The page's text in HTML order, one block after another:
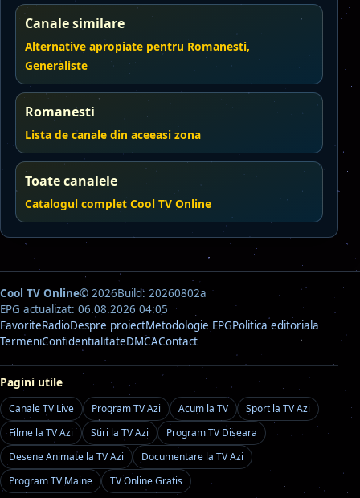
Canale similare
Alternative apropiate pentru Romanesti,
Generaliste
Romanesti
Lista de canale din aceeasi zona
Toate canalele
Catalogul complet Cool TV Online
Cool TV Online© 2026Build: 20260802a
EPG actualizat: 06.08.2026 04:05
FavoriteRadioDespre proiectMetodologie EPGPolitica editoriala
TermeniConfidentialitateDMCAContact
Pagini utile
Canale TV Live Program TV Azi Acum la TV
Sport la TV Azi
Filme la TV Azi
Stiri la TV Azi
Program TV Diseara
Desene Animate la TV Azi
Documentare la TV Azi
Program TV Maine
TV Online Gratis